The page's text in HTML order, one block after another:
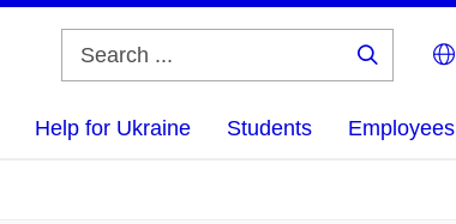
Help for Ukraine Students Employees